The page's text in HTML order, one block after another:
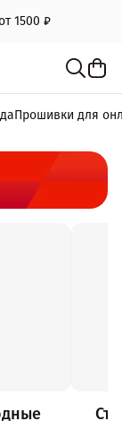
1500 ₽
Прошивки для